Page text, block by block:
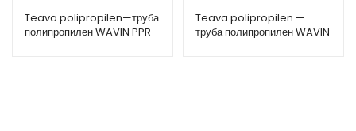
Teava polipropilen—труба
полипропилен WAVIN PPR-
Teava polipropilen —
труба полипропилен WAVIN